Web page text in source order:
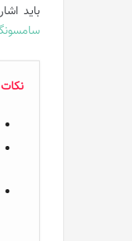
باید اشاره کنیم که